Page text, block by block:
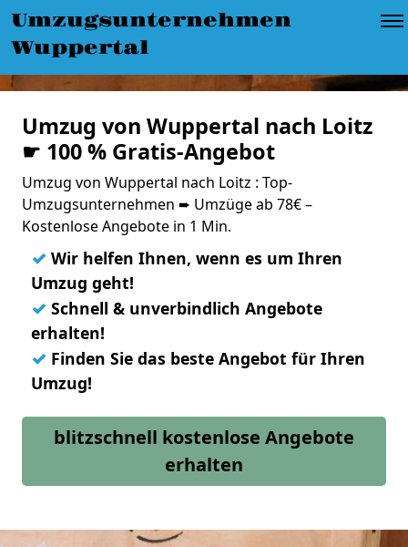
Umzugsunternehmen
Wuppertal
Umzug von Wuppertal nach Loitz
☛ 100 % Gratis-Angebot
Umzug von Wuppertal nach Loitz : Top-
Umzugsunternehmen ➨ Umzüge ab 78€ –
Kostenlose Angebote in 1 Min.
✓ Wir helfen Ihnen, wenn es um Ihren
Umzug geht!
✓ Schnell & unverbindlich Angebote
erhalten!
✓ Finden Sie das beste Angebot für Ihren
Umzug!
blitzschnell kostenlose Angebote
erhalten